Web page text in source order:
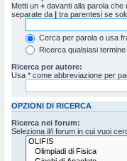
Metti un + davanti alla parola
separate da
tra parentesi se
Cerca per parola o usa
Ricerca qualsiasi termine
Ricerca per autore:
Usa * come abbreviazione per
OPZIONI DI RICERCA
Ricerca nei forum:
Seleziona il/i forum in cui vuoi